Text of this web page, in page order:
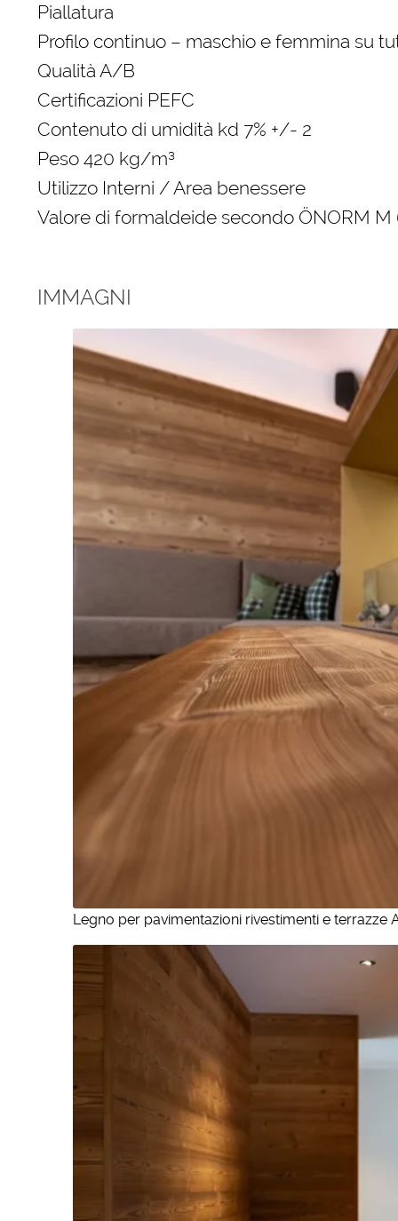
Piallatura
Profilo continuo – maschio e femmina su
Qualità A/B
Certificazioni PEFC
Contenuto di umidità kd 7% +/- 2
Peso 420 kg/m³
Utilizzo Interni / Area benessere
Valore di formaldeide secondo ÖNORM M
IMMAGNI
Legno per pavimentazioni rivestimenti e terrazze